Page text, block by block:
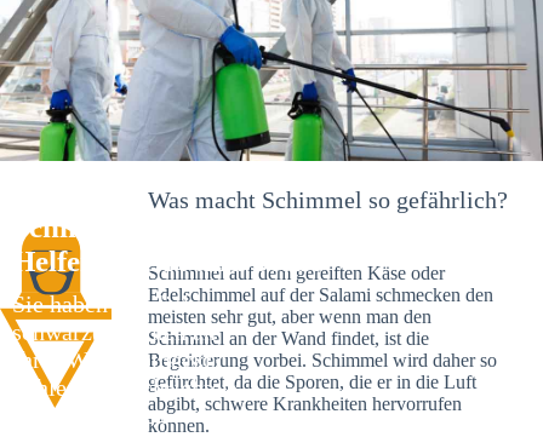
Schimmelexperte in Ibach – Ihr
Helfer an Ort und Stelle
Sie haben kürzlich
schwarze Flecken an
Ihrer Wand entdeckt?
Schlechte Nachrichten:
Sie haben einen
Was macht Schimmel so gefährlich?
Schimmel auf dem gereiften Käse oder
Edelschimmel auf der Salami schmecken den
meisten sehr gut, aber wenn man den
Schimmel an der Wand findet, ist die
Begeisterung vorbei. Schimmel wird daher so
gefürchtet, da die Sporen, die er in die Luft
abgibt, schwere Krankheiten hervorrufen
können.